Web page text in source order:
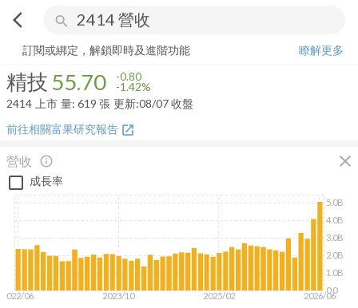
arrow_back_ios search
精技 55.70-1.42%
訂閱或綁定，解鎖即時及進階功能
瞭解更多
精技 55.70 -0.80
-1.42%
2414 上市 量: 619 張 更新:08/07 收盤
前往相關富果研究報告 open_in_new
營收 close
info_outline
成長率
2022/06 2023/10 2025/02 2026/06
0.0
1.0B
2.0B
3.0B
4.0B
5.0B